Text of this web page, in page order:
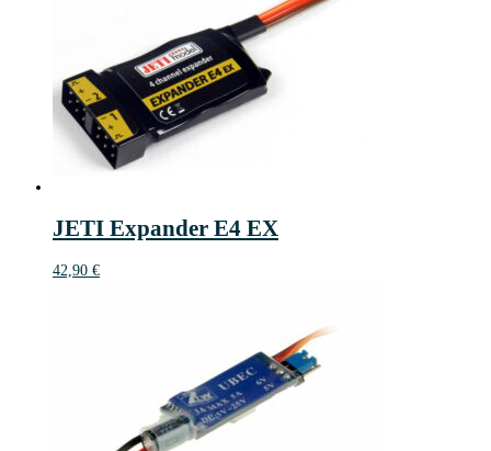
JETI Expander E4 EX
42,90 €